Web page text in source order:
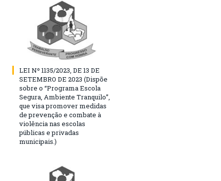
LEI Nº 1135/2023, DE 13 DE
SETEMBRO DE 2023 (Dispõe
sobre o “Programa Escola
Segura, Ambiente Tranquilo”,
que visa promover medidas
de prevenção e combate à
violência nas escolas
públicas e privadas
municipais.)